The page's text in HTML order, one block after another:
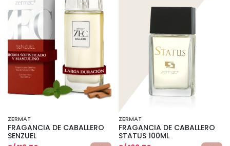
ZERMAT
FRAGANCIA DE CABALLERO
SENZUEL
ZERMAT
FRAGANCIA DE CABALLERO
STATUS 100ML